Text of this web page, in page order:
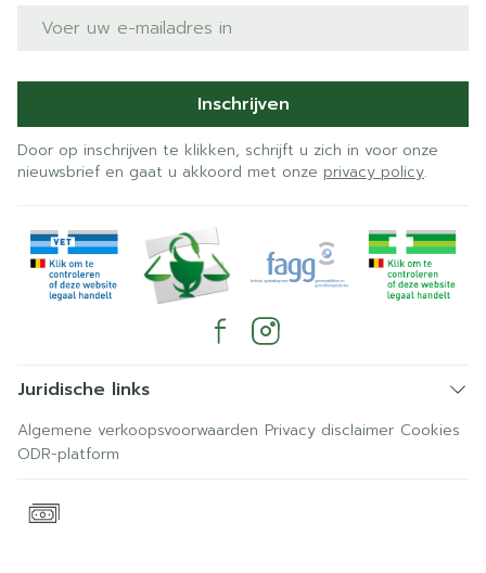
E-mail adres
Inschrijven
Door op inschrijven te klikken, schrijft u zich in voor onze
nieuwsbrief en gaat u akkoord met onze privacy policy.
Juridische links
Algemene verkoopsvoorwaarden Privacy disclaimer Cookies
ODR-platform